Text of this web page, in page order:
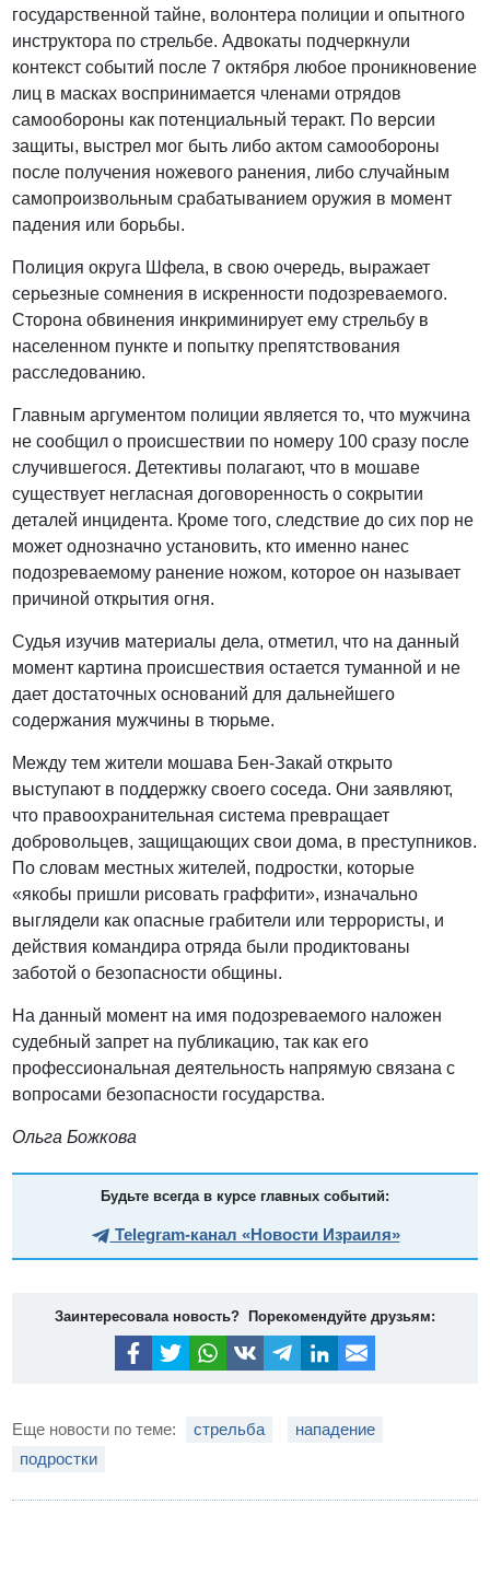
государственной тайне, волонтера полиции и опытного
инструктора по стрельбе. Адвокаты подчеркнули
контекст событий после 7 октября любое проникновение
лиц в масках воспринимается членами отрядов
самообороны как потенциальный теракт. По версии
защиты, выстрел мог быть либо актом самообороны
после получения ножевого ранения, либо случайным
самопроизвольным срабатыванием оружия в момент
падения или борьбы.
Полиция округа Шфела, в свою очередь, выражает
серьезные сомнения в искренности подозреваемого.
Сторона обвинения инкриминирует ему стрельбу в
населенном пункте и попытку препятствования
расследованию.
Главным аргументом полиции является то, что мужчина
не сообщил о происшествии по номеру 100 сразу после
случившегося. Детективы полагают, что в мошаве
существует негласная договоренность о сокрытии
деталей инцидента. Кроме того, следствие до сих пор не
может однозначно установить, кто именно нанес
подозреваемому ранение ножом, которое он называет
причиной открытия огня.
Судья изучив материалы дела, отметил, что на данный
момент картина происшествия остается туманной и не
дает достаточных оснований для дальнейшего
содержания мужчины в тюрьме.
Между тем жители мошава Бен-Закай открыто
выступают в поддержку своего соседа. Они заявляют,
что правоохранительная система превращает
добровольцев, защищающих свои дома, в преступников.
По словам местных жителей, подростки, которые
«якобы пришли рисовать граффити», изначально
выглядели как опасные грабители или террористы, и
действия командира отряда были продиктованы
заботой о безопасности общины.
На данный момент на имя подозреваемого наложен
судебный запрет на публикацию, так как его
профессиональная деятельность напрямую связана с
вопросами безопасности государства.
Ольга Божкова
Будьте всегда в курсе главных событий:
Telegram-канал «Новости Израиля»
Заинтересовала новость? Порекомендуйте друзьям:
Еще новости по теме: стрельба
нападение
подростки